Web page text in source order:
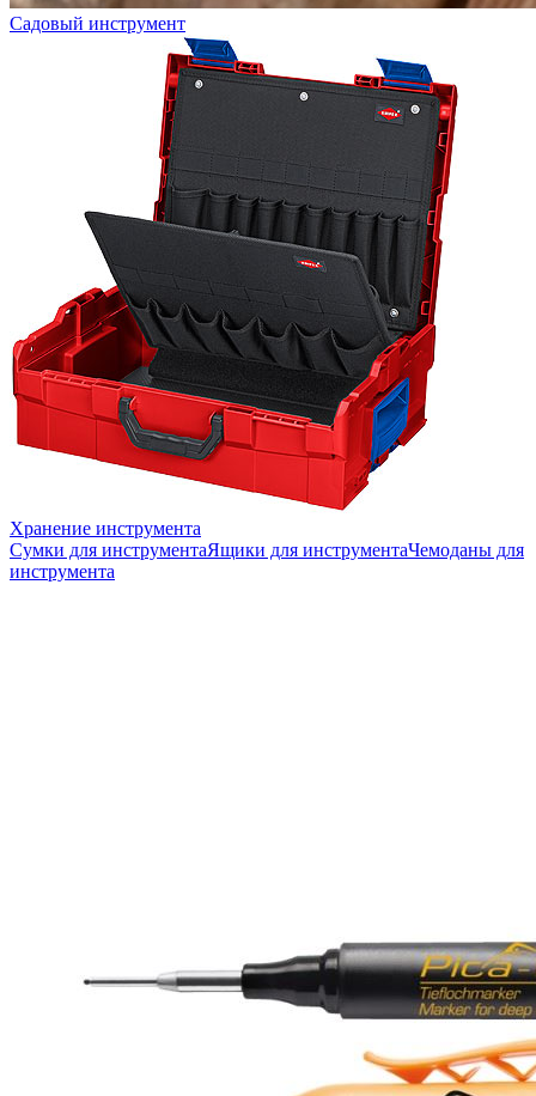
Садовый инструмент
Хранение инструмента
Сумки для инструментаЯщики для инструментаЧемоданы для
инструмента